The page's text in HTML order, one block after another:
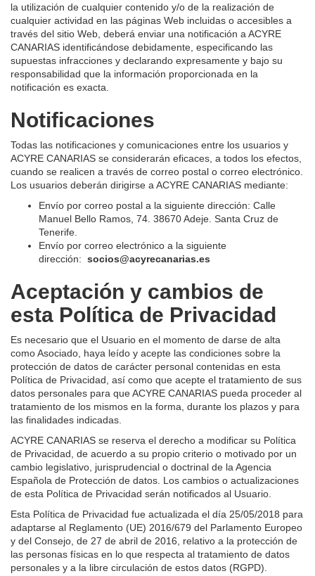
la utilización de cualquier contenido y/o de la realización de
cualquier actividad en las páginas Web incluidas o accesibles a
través del sitio Web, deberá enviar una notificación a ACYRE
CANARIAS identificándose debidamente, especificando las
supuestas infracciones y declarando expresamente y bajo su
responsabilidad que la información proporcionada en la
notificación es exacta.
Notificaciones
Todas las notificaciones y comunicaciones entre los usuarios y
ACYRE CANARIAS se considerarán eficaces, a todos los efectos,
cuando se realicen a través de correo postal o correo electrónico.
Los usuarios deberán dirigirse a ACYRE CANARIAS mediante:
Envío por correo postal a la siguiente dirección: Calle
Manuel Bello Ramos, 74. 38670 Adeje. Santa Cruz de
Tenerife.
Envío por correo electrónico a la siguiente
dirección: socios@acyrecanarias.es
Aceptación y cambios de
esta Política de Privacidad
Es necesario que el Usuario en el momento de darse de alta
como Asociado, haya leído y acepte las condiciones sobre la
protección de datos de carácter personal contenidas en esta
Política de Privacidad, así como que acepte el tratamiento de sus
datos personales para que ACYRE CANARIAS pueda proceder al
tratamiento de los mismos en la forma, durante los plazos y para
las finalidades indicadas.
ACYRE CANARIAS se reserva el derecho a modificar su Política
de Privacidad, de acuerdo a su propio criterio o motivado por un
cambio legislativo, jurisprudencial o doctrinal de la Agencia
Española de Protección de datos. Los cambios o actualizaciones
de esta Política de Privacidad serán notificados al Usuario.
Esta Política de Privacidad fue actualizada el día 25/05/2018 para
adaptarse al Reglamento (UE) 2016/679 del Parlamento Europeo
y del Consejo, de 27 de abril de 2016, relativo a la protección de
las personas físicas en lo que respecta al tratamiento de datos
personales y a la libre circulación de estos datos (RGPD).